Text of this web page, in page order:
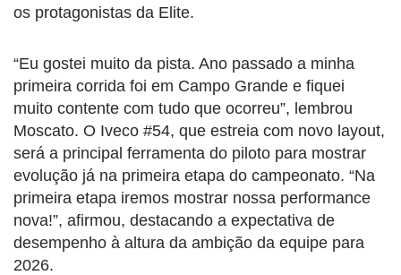
os protagonistas da Elite.
“Eu gostei muito da pista. Ano passado a minha
primeira corrida foi em Campo Grande e fiquei
muito contente com tudo que ocorreu”, lembrou
Moscato. O Iveco #54, que estreia com novo layout,
será a principal ferramenta do piloto para mostrar
evolução já na primeira etapa do campeonato. “Na
primeira etapa iremos mostrar nossa performance
nova!”, afirmou, destacando a expectativa de
desempenho à altura da ambição da equipe para
2026.